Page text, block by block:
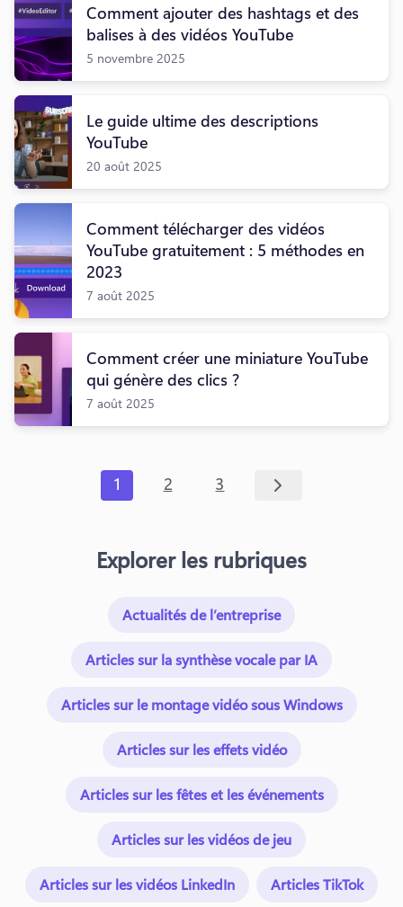
Comment ajouter des hashtags et des
balises à des vidéos YouTube
5 novembre 2025
Le guide ultime des descriptions
YouTube
20 août 2025
Comment télécharger des vidéos
YouTube gratuitement : 5 méthodes en
2023
7 août 2025
Comment créer une miniature YouTube
qui génère des clics ?
7 août 2025
1 2 3
Explorer les rubriques
Actualités de l’entreprise
Articles sur la synthèse vocale par IA
Articles sur le montage vidéo sous Windows
Articles sur les effets vidéo
Articles sur les fêtes et les événements
Articles sur les vidéos de jeu
Articles sur les vidéos LinkedIn Articles TikTok